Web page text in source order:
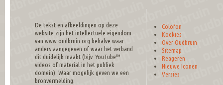
De tekst en afbeeldingen op deze
website zijn het intellectuele eigendom
van www.oudbruin.org behalve waar
anders aangegeven of waar het verband
dit duidelijk maakt (bijv. YouTube™
videos of material in het publiek
domein). Waar mogelijk geven we een
bronvermelding.
Colofon
Koekies
Over Oudbruin
Sitemap
Reageren
Nieuwe Iconen
Versies